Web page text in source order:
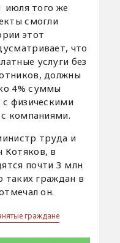
июля того же
смогли
этот
что
услуги без
должны
4% суммы
физическими
компаниями.
труда и
Котяков, в
почти 3 млн
таких граждан в
он.
граждане